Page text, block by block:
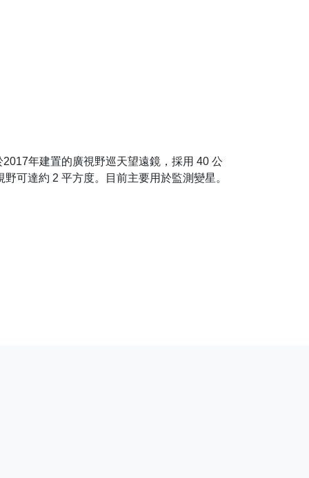
年建置的廣視野巡天望遠鏡，採用 40 公
可達約 2 平方度。目前主要用於監測變星。